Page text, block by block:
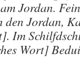
am Jordan.
den Jordan,
Im
Wort]